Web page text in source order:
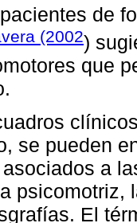
de
(2002)
que
se pueden
a
psicomotriz,
El